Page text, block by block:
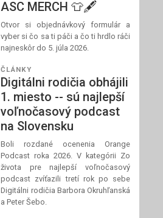
ASC MERCH 👕🖋️
Otvor si objednávkový formulár a
vyber si čo sa ti páči a čo ti hrdlo ráči
najneskôr do 5. júla 2026.
ČLÁNKY
Digitálni rodičia obhájili
1. miesto -- sú najlepší
voľnočasový podcast
na Slovensku
Boli rozdané ocenenia Orange
Podcast roka 2026. V kategórii Zo
života pre najlepší voľnočasový
podcast zvíťazili tretí rok po sebe
Digitálni rodičia Barbora Okruhľanská
a Peter Šebo.